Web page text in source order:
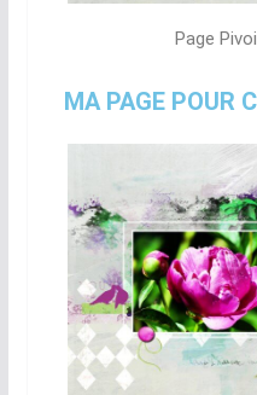
Page
MA PAGE POUR